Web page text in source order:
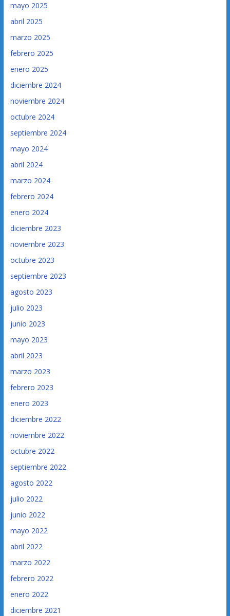
mayo 2025
abril 2025
marzo 2025
febrero 2025
enero 2025
diciembre 2024
noviembre 2024
octubre 2024
septiembre 2024
mayo 2024
abril 2024
marzo 2024
febrero 2024
enero 2024
diciembre 2023
noviembre 2023
octubre 2023
septiembre 2023
agosto 2023
julio 2023
junio 2023
mayo 2023
abril 2023
marzo 2023
febrero 2023
enero 2023
diciembre 2022
noviembre 2022
octubre 2022
septiembre 2022
agosto 2022
julio 2022
junio 2022
mayo 2022
abril 2022
marzo 2022
febrero 2022
enero 2022
diciembre 2021